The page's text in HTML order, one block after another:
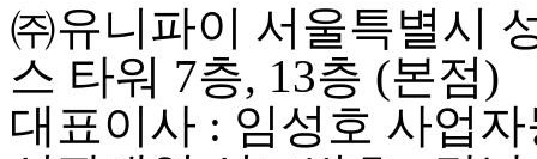
㈜유니파이 서울특별시
스 타워 7층, 13층 (본점)
대표이사 : 임성호 사업